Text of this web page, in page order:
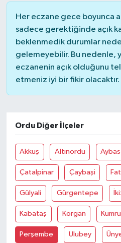
Her eczane gece boyunca
sadece gerektiğinde açık
beklenmedik durumlar
gelemeyebilir. Bu nedenle,
eczanenin açık olduğunu
etmeniz iyi bir fikir olacaktır.
Ordu Diğer İlçeler
Akkuş Altinordu
Çatalpinar Çaybaşi
Gülyali Gürgentepe
Kabataş Korgan Kumru
Perşembe Ulubey